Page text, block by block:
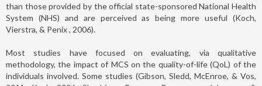
than those provided by the official state-sponsored National Health
System (NHS) and are perceived as being more useful (Koch,
Vierstra, & Penix , 2006).
Most studies have focused on evaluating, via qualitative
methodology, the impact of MCS on the quality-of-life (QoL) of the
individuals involved. Some studies (Gibson, Sledd, McEnroe, & Vos,